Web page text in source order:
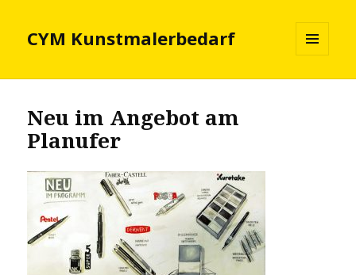
CYM Kunstmalerbedarf
UND
Neu im Angebot am
Planufer